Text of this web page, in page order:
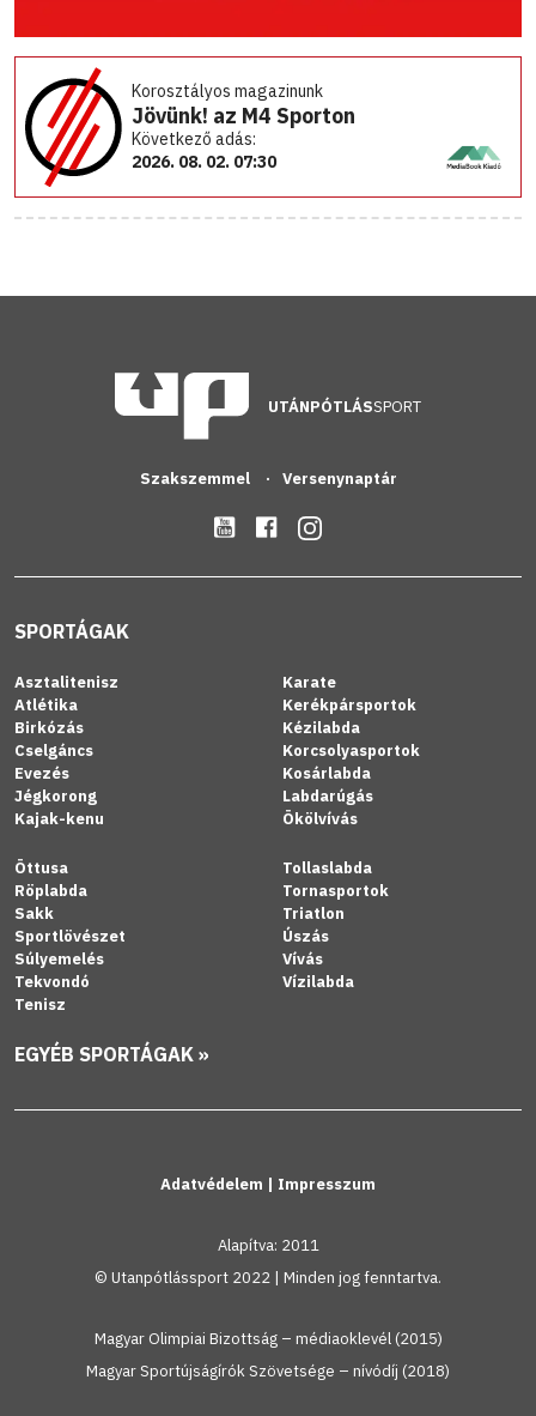
Korosztályos magazinunk
Jövünk! az M4 Sporton
Következő adás:
2026. 08. 02. 07:30
UTÁNPÓTLÁSSPORT
Szakszemmel Versenynaptár
SPORTÁGAK
Asztalitenisz
Atlétika
Birkózás
Cselgáncs
Evezés
Jégkorong
Kajak-kenu
Karate
Kerékpársportok
Kézilabda
Korcsolyasportok
Kosárlabda
Labdarúgás
Ökölvívás
Öttusa
Röplabda
Sakk
Sportlövészet
Súlyemelés
Tekvondó
Tenisz
Tollaslabda
Tornasportok
Triatlon
Úszás
Vívás
Vízilabda
EGYÉB SPORTÁGAK »
Adatvédelem | Impresszum
Alapítva: 2011
© Utanpótlássport 2022 | Minden jog fenntartva.
Magyar Olimpiai Bizottság – médiaoklevél (2015)
Magyar Sportújságírók Szövetsége – nívódíj (2018)